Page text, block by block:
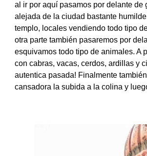
al ir por aquí pasamos por delante
alejada de la ciudad bastante
templo, locales vendiendo todo tipo
otra parte también pasaremos por
esquivamos todo tipo de animales. A
con cabras, vacas, cerdos, ardillas y
autentica pasada! Finalmente
cansadora la subida a la colina y